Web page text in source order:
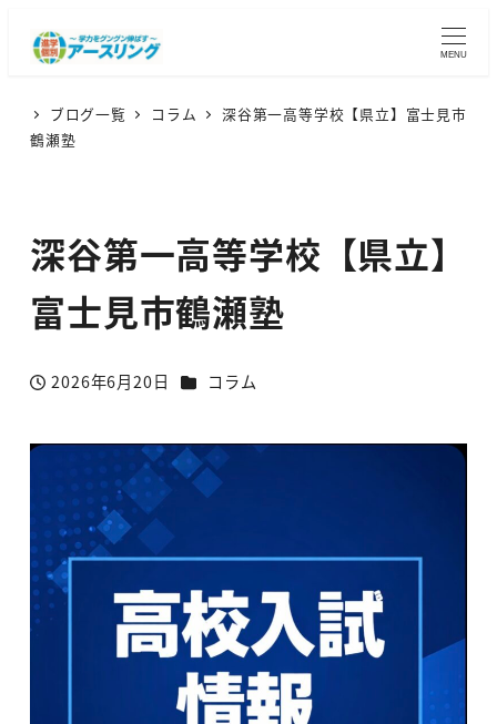
MENU
ブログ一覧 コラム
深谷第一高等学校【県立】富士見市
鶴瀬塾
深谷第一高等学校【県立】
富士見市鶴瀬塾
投稿日
2026年6月20日 カテゴリー
コラム